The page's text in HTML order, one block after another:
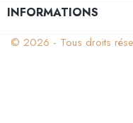
INFORMATIONS
© 2026 - Tous droits